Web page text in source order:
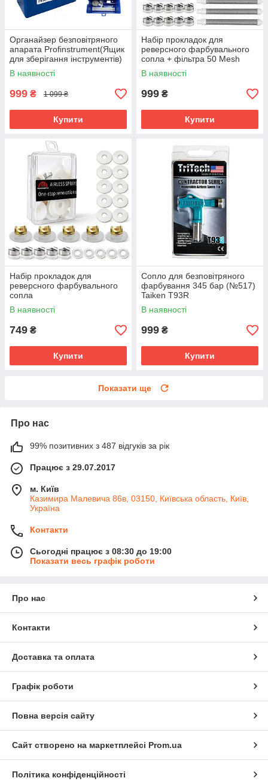
Органайзер безповітряного
апарата Profinstrument(Ящик
для зберігання інструментів)
В наявності
999 ₴ 1 099 ₴
Купити
Набір прокладок для
реверсного фарбувального
сопла + фільтра 50 Mesh
В наявності
999 ₴
Купити
Набір прокладок для
реверсного фарбувального
сопла
В наявності
749 ₴
Купити
Сопло для безповітряного
фарбування 345 бар (№517)
Taiken T93R
В наявності
999 ₴
Купити
Показати ще
Про нас
99% позитивних з 487 відгуків за рік
Працює з 29.07.2017
м. Київ
Казимира Малевича 86в, 03150, Київська область, Київ,
Україна
Контакти
Сьогодні працює з 08:30 до 19:00
Показати весь графік роботи
Про нас
Контакти
Доставка та оплата
Графік роботи
Повна версія сайту
Сайт створено на маркетплейсі Prom.ua
Політика конфіденційності